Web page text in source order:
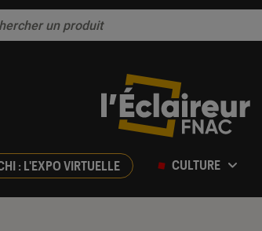
: L'EXPO VIRTUELLE CULTURE